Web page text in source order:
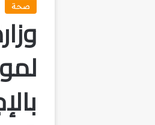
صحة